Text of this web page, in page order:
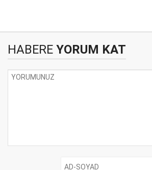
HABERE YORUM KAT